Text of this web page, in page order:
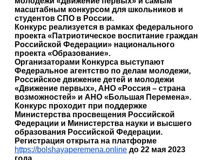
масштабным конкурсом для школьников и
студентов СПО в России.
Конкурс реализуется в рамках федерального
проекта «Патриотическое воспитание граждан
Российской Федерации» национального
проекта «Образование».
Организаторами Конкурса выступают
Федеральное агентство по делам молодежи,
Российское движение детей и молодежи
«Движение первых», АНО «Россия – страна
возможностей» и АНО «Большая Перемена».
Конкурс проходит при поддержке
Министерства просвещения Российской
Федерации и Министерства науки и высшего
образования Российской Федерации.
Регистрация открыта на платформе
https://bolshayaperemena.online до 22 мая 2023